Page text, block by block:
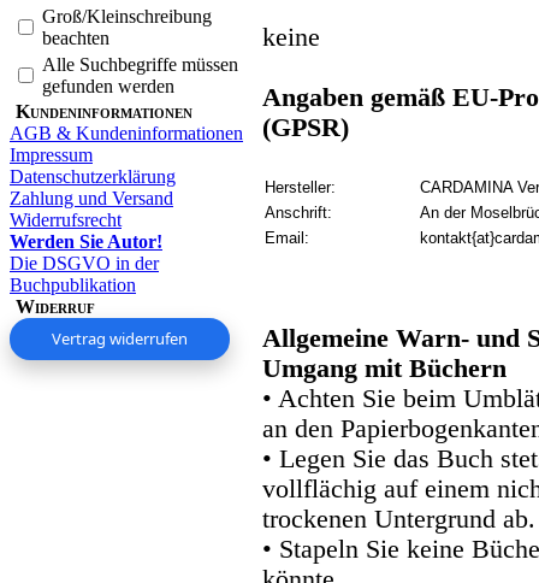
Groß/Kleinschreibung
beachten
Alle Suchbegriffe müssen
gefunden werden
Kundeninformationen
AGB & Kundeninformationen
Impressum
Datenschutzerklärung
Zahlung und Versand
Widerrufsrecht
Werden Sie Autor!
Die DSGVO in der
Buchpublikation
Widerruf
Vertrag widerrufen
keine
Angaben gemäß EU-
(GPSR)
Hersteller:
CARDAMINA
Anschrift:
An der
Email:
Allgemeine Warn- und
Umgang mit Büchern
• Achten Sie beim
an den
• Legen Sie das Buch
vollflächig auf einem
trockenen Untergrund ab.
• Stapeln Sie keine